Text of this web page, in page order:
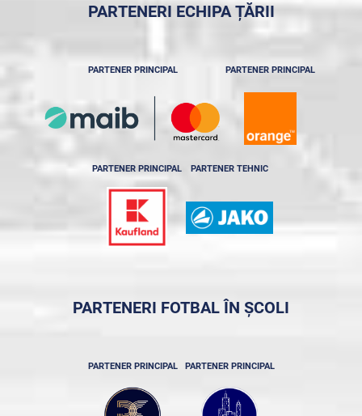
PARTENERI ECHIPA ȚĂRII
PARTENER PRINCIPAL PARTENER PRINCIPAL
PARTENER PRINCIPAL PARTENER TEHNIC
PARTENERI FOTBAL ÎN ȘCOLI
PARTENER PRINCIPAL PARTENER PRINCIPAL